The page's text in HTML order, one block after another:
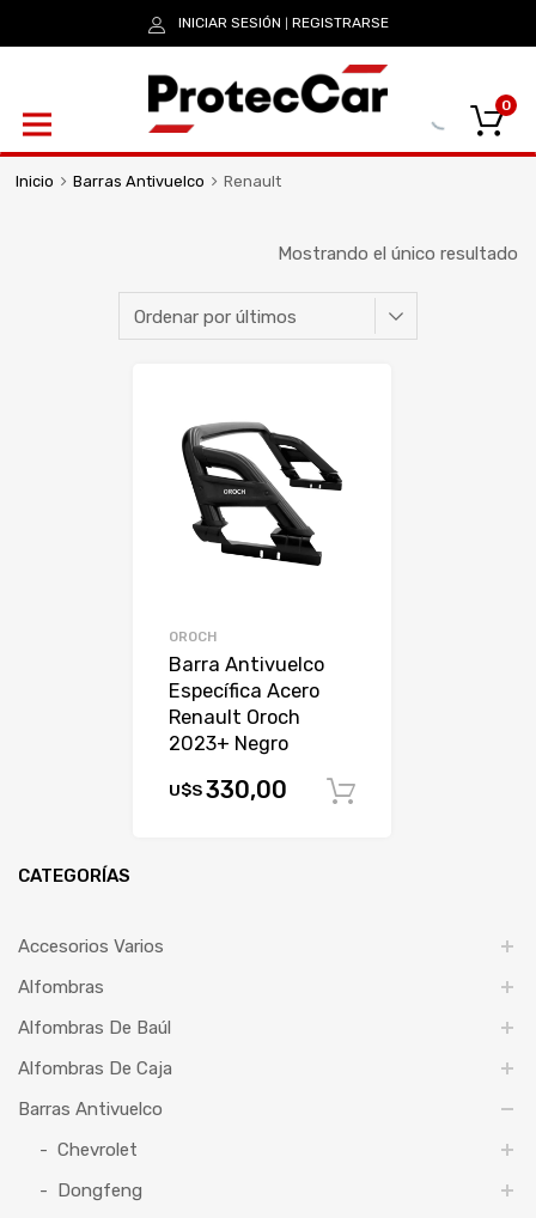
INICIAR SESIÓN REGISTRARSE
0
Inicio Barras Antivuelco Renault
Mostrando el único resultado
OROCH
Barra Antivuelco
Específica Acero
Renault Oroch
2023+ Negro
U$S330,00
CATEGORÍAS
Accesorios Varios
Alfombras
Alfombras De Baúl
Alfombras De Caja
Barras Antivuelco
Chevrolet
Dongfeng